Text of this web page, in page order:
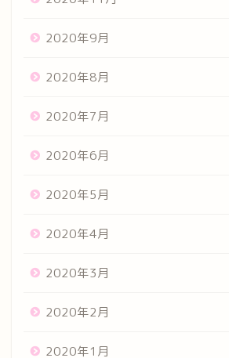
2020年9月
2020年8月
2020年7月
2020年6月
2020年5月
2020年4月
2020年3月
2020年2月
2020年1月